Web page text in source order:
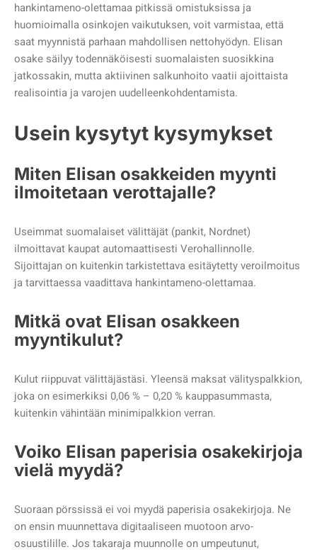
hankintameno-olettamaa pitkissä omistuksissa ja
huomioimalla osinkojen vaikutuksen, voit varmistaa, että
saat myynnistä parhaan mahdollisen nettohyödyn. Elisan
osake säilyy todennäköisesti suomalaisten suosikkina
jatkossakin, mutta aktiivinen salkunhoito vaatii ajoittaista
realisointia ja varojen uudelleenkohdentamista.
Usein kysytyt kysymykset
Miten Elisan osakkeiden myynti
ilmoitetaan verottajalle?
Useimmat suomalaiset välittäjät (pankit, Nordnet)
ilmoittavat kaupat automaattisesti Verohallinnolle.
Sijoittajan on kuitenkin tarkistettava esitäytetty veroilmoitus
ja tarvittaessa vaadittava hankintameno-olettamaa.
Mitkä ovat Elisan osakkeen
myyntikulut?
Kulut riippuvat välittäjästäsi. Yleensä maksat välityspalkkion,
joka on esimerkiksi 0,06 % – 0,20 % kauppasummasta,
kuitenkin vähintään minimipalkkion verran.
Voiko Elisan paperisia osakekirjoja
vielä myydä?
Suoraan pörssissä ei voi myydä paperisia osakekirjoja. Ne
on ensin muunnettava digitaaliseen muotoon arvo-
osuustilille. Jos takaraja muunnolle on umpeutunut,